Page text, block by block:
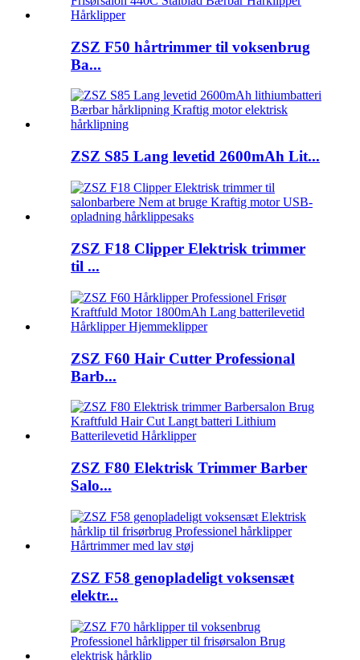
ZSZ F50 hårtrimmer til voksenbrug
Ba...
ZSZ S85 Lang levetid 2600mAh Lit...
ZSZ F18 Clipper Elektrisk trimmer
til ...
ZSZ F60 Hair Cutter Professional
Barb...
ZSZ F80 Elektrisk Trimmer Barber
Salo...
ZSZ F58 genopladeligt voksensæt
elektr...